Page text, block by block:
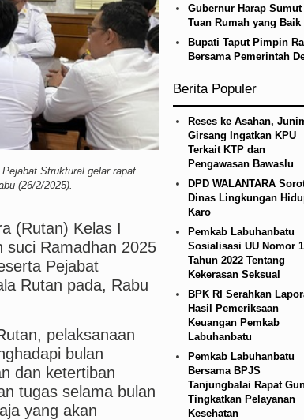
Nias Utara, Jalan Penggerak
TA 2025, Jurnalis Surati SMPN 1
Persahabatan di Swedia 8 Agustus
Struktural gelar rapat
(26/2/2025).
(Rutan) Kelas I
suci Ramadhan 2025
Pejabat
Rutan pada, Rabu
pelaksanaan
bulan
dan ketertiban
tugas selama bulan
yang akan
Gubernur Harap Sumut
Tuan Rumah yang Baik
Bupati Taput Pimpin
Bersama Pemerintah
Berita Populer
Reses ke Asahan,
Girsang Ingatkan KPU
Terkait KTP dan
Pengawasan Bawaslu
DPD WALANTARA
Dinas Lingkungan
Karo
Pemkab Labuhanbatu
Sosialisasi UU Nomor
Tahun 2022 Tentang
Kekerasan Seksual
BPK RI Serahkan
Hasil Pemeriksaan
Keuangan Pemkab
Labuhanbatu
Pemkab Labuhanbatu
Bersama BPJS
Tanjungbalai Rapat
Tingkatkan Pelayanan
Kesehatan